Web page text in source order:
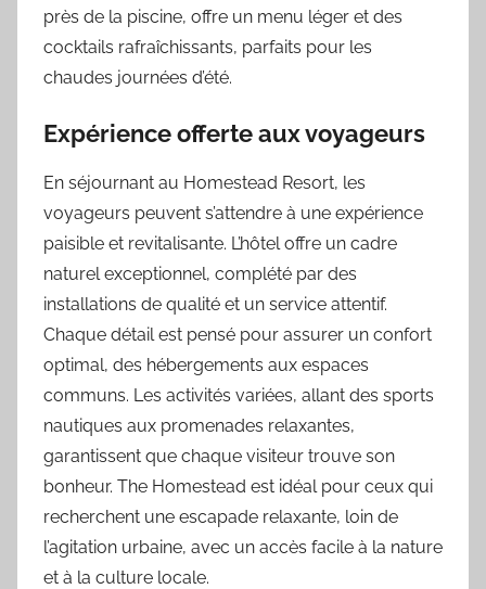
près de la piscine, offre un menu léger et des
cocktails rafraîchissants, parfaits pour les
chaudes journées d’été.
Expérience offerte aux voyageurs
En séjournant au Homestead Resort, les
voyageurs peuvent s’attendre à une expérience
paisible et revitalisante. L’hôtel offre un cadre
naturel exceptionnel, complété par des
installations de qualité et un service attentif.
Chaque détail est pensé pour assurer un confort
optimal, des hébergements aux espaces
communs. Les activités variées, allant des sports
nautiques aux promenades relaxantes,
garantissent que chaque visiteur trouve son
bonheur. The Homestead est idéal pour ceux qui
recherchent une escapade relaxante, loin de
l’agitation urbaine, avec un accès facile à la nature
et à la culture locale.